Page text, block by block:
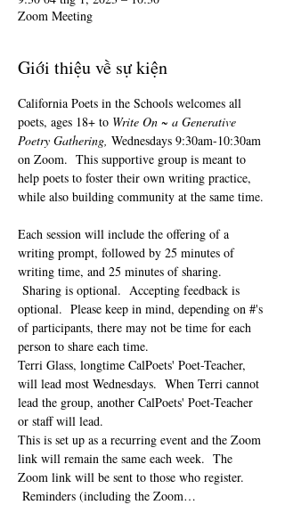
Zoom Meeting
Giới thiệu về sự kiện
California Poets in the Schools welcomes all
poets, ages 18+ to Write On ~ a Generative
Poetry Gathering, Wednesdays 9:30am-10:30am
on Zoom.  This supportive group is meant to
help poets to foster their own writing practice,
while also building community at the same time.
Each session will include the offering of a
writing prompt, followed by 25 minutes of
writing time, and 25 minutes of sharing.
Sharing is optional.  Accepting feedback is
optional.  Please keep in mind, depending on #'s
of participants, there may not be time for each
person to share each time.
Terri Glass, longtime CalPoets' Poet-Teacher,
will lead most Wednesdays.  When Terri cannot
lead the group, another CalPoets' Poet-Teacher
or staff will lead.
This is set up as a recurring event and the Zoom
link will remain the same each week.  The
Zoom link will be sent to those who register.
Reminders (including the Zoom…